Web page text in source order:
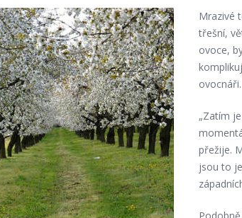
Mrazivé
třešní,
ovoce,
ovocnáři.
„Zatím
přežije.
jsou to